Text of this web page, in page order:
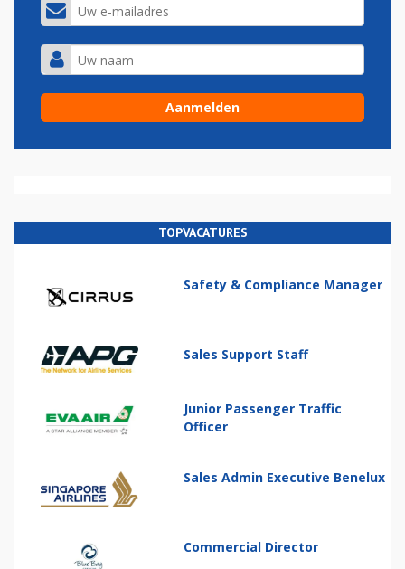
TOPVACATURES
Safety & Compliance Manager
Sales Support Staff
Junior Passenger Traffic
Officer
Sales Admin Executive Benelux
Commercial Director